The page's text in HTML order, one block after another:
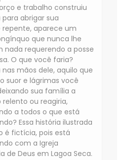
e trabalho construiu
abrigar sua
repente, aparece um
que nunca lhe
nada requerendo a posse
O que você faria?
nas mãos dele, aquilo que
suor e lágrimas você
sua família a
ou reagiria,
a todos o que está
Essa história ilustrada
é fictícia, pois está
com a Igreja
de Deus em Lagoa Seca.